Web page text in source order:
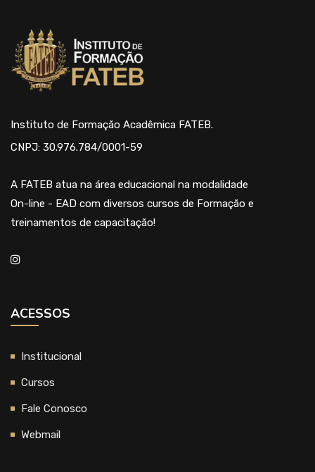
Instituto de Formação Acadêmica FATEB.
CNPJ: 30.976.784/0001-59
A FATEB atua na área educacional na modalidade
On-line - EAD com diversos cursos de Formação e
treinamentos de capacitação!
ACESSOS
Institucional
Cursos
Fale Conosco
Webmail